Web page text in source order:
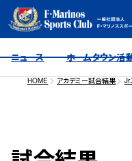
ニュース ホームタウン活
HOME アカデミー試合結果 Jr